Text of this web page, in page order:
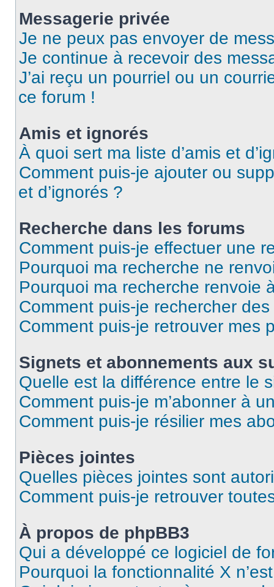
Messagerie privée
Je ne peux pas envoyer de
Je continue à recevoir des
J’ai reçu un pourriel ou un
ce forum !
Amis et ignorés
À quoi sert ma liste d’amis et
Comment puis-je ajouter ou
et d’ignorés ?
Recherche dans les forums
Comment puis-je effectuer une
Pourquoi ma recherche ne
Pourquoi ma recherche renvoie
Comment puis-je rechercher
Comment puis-je retrouver mes
Signets et abonnements aux
Quelle est la différence entre le
Comment puis-je m’abonner à
Comment puis-je résilier mes
Pièces jointes
Quelles pièces jointes sont
Comment puis-je retrouver
À propos de phpBB3
Qui a développé ce logiciel de
Pourquoi la fonctionnalité X